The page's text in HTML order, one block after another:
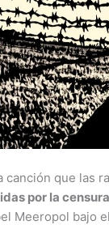
canción que las
por la censura
Meeropol bajo